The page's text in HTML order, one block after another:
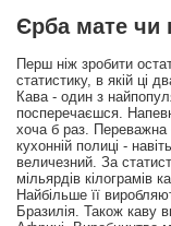
Єрба мате чи
Перш ніж зробити
статистику, в якій ці
Кава - один з
посперечаєшся.
хоча б раз. Переважна
кухонній полиці -
величезний. За
мільярдів кілограмів
Найбільше її
Бразилія. Також каву